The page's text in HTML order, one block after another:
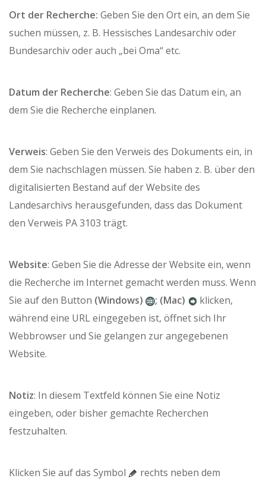
Ort der Recherche: Geben Sie den Ort ein, an dem Sie
suchen müssen, z. B. Hessisches Landesarchiv oder
Bundesarchiv oder auch „bei Oma“ etc.
Datum der Recherche: Geben Sie das Datum ein, an
dem Sie die Recherche einplanen.
Verweis: Geben Sie den Verweis des Dokuments ein, in
dem Sie nachschlagen müssen. Sie haben z. B. über den
digitalisierten Bestand auf der Website des
Landesarchivs herausgefunden, dass das Dokument
den Verweis PA 3103 trägt.
Website: Geben Sie die Adresse der Website ein, wenn
die Recherche im Internet gemacht werden muss. Wenn
Sie auf den Button (Windows) ; (Mac)
klicken,
während eine URL eingegeben ist, öffnet sich Ihr
Webbrowser und Sie gelangen zur angegebenen
Website.
Notiz: In diesem Textfeld können Sie eine Notiz
eingeben, oder bisher gemachte Recherchen
festzuhalten.
Klicken Sie auf das Symbol
rechts neben dem